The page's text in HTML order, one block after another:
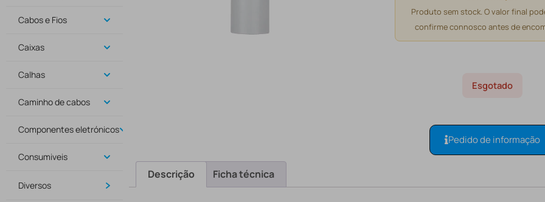
Cabos e Fios
Caixas
Calhas
Caminho de cabos
Componentes eletrónicos
Consumiveis
Diversos
Produto sem stock. O valor final
confirme connosco antes de
Esgotado
Pedido de informação
Descrição Ficha técnica